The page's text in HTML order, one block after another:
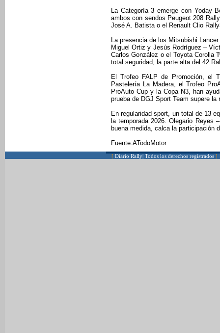
La Categoría 3 emerge con Yoday
ambos con sendos Peugeot 208
José A. Batista o el Renault Clio
La presencia de los Mitsubishi
Miguel Ortiz y Jesús Rodríguez –
Carlos González o el Toyota Corolla
total seguridad, la parte alta del 42
El Trofeo FALP de Promoción, el
Pastelería La Madera, el Trofeo
ProAuto Cup y la Copa N3, han
prueba de DGJ Sport Team supere
En regularidad sport, un total de 13
la temporada 2026. Olegario Reyes
buena medida, calca la participación
Fuente:ATodoMotor
[ Diario Rally| Todos los derechos registrados ]